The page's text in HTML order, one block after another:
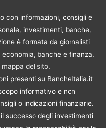
con informazioni, consigli e
investimenti, banche,
è formata da giornalisti
banche e finanza.
mappa del sito.
presenti su BancheItalia.it
informativo e non
o indicazioni finanziarie.
successo degli investimenti